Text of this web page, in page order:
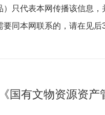
只代表本网传播该信息
同本网联系的，请在见后
国有文物资源资